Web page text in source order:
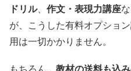
ドリル、 作文・表現力講座
が、こうした有料オプショ
用は一切かかりません。